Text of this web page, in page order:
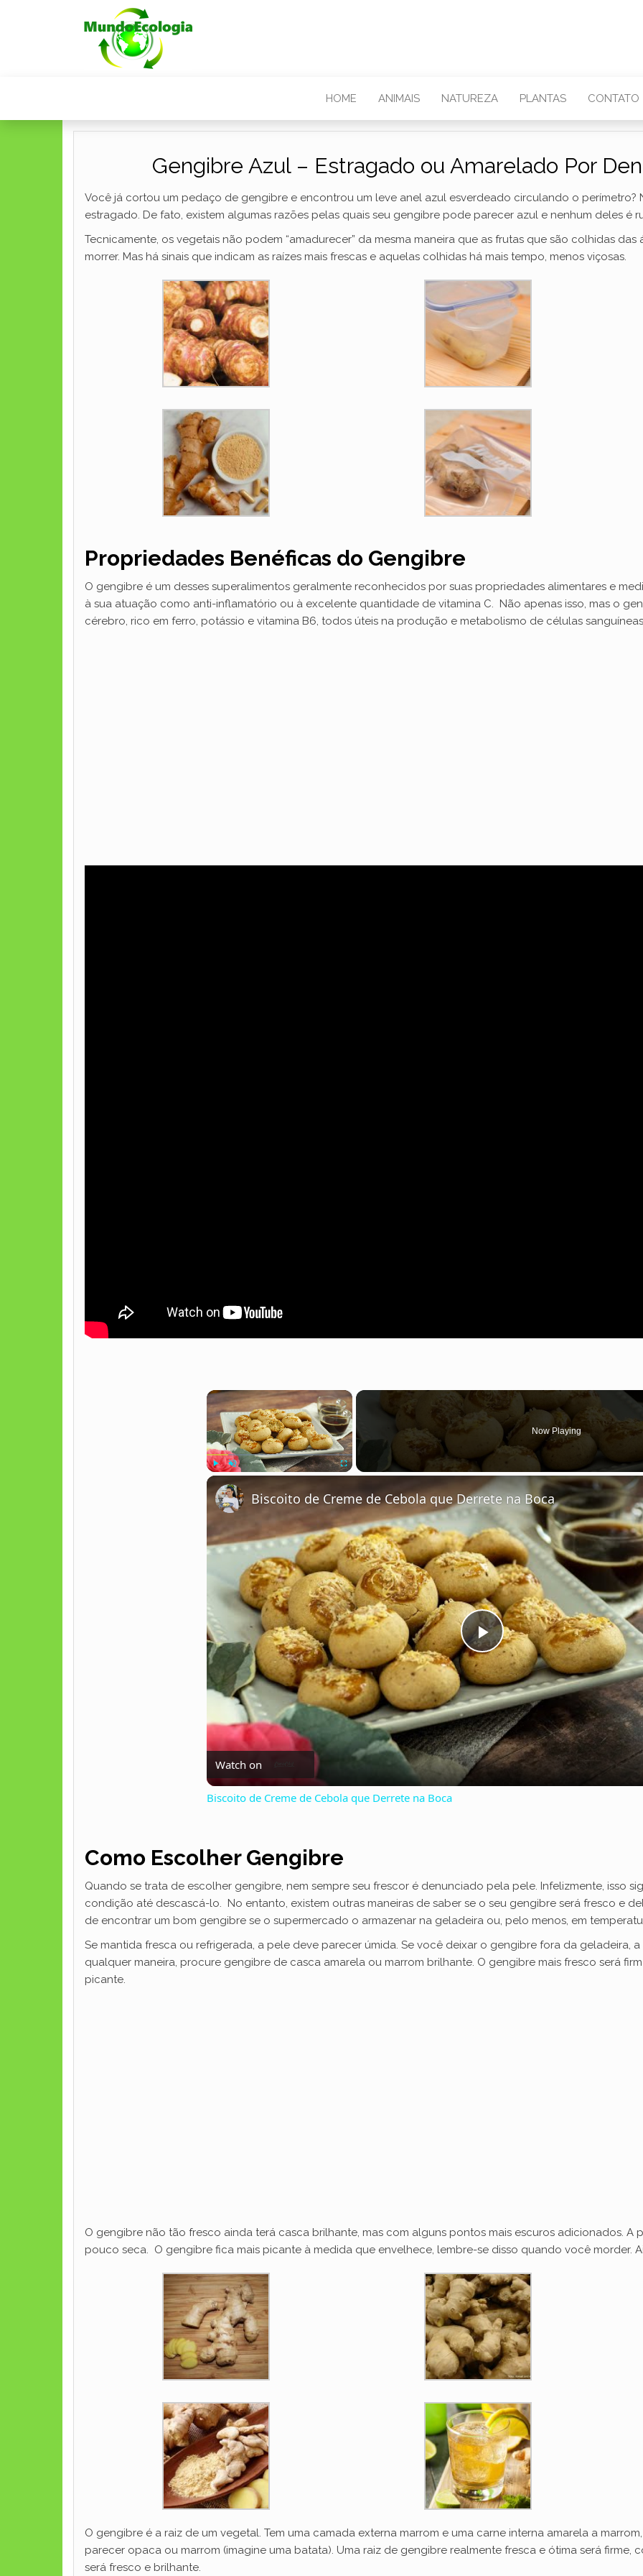
HOME ANIMAIS NATUREZA PLANTAS CONTATO
Gengibre Azul – Estragado ou Amarelado Por
Você já cortou um pedaço de gengibre e encontrou um leve anel azul esverdeado circulando o perímetro?
estragado. De fato, existem algumas razões pelas quais seu gengibre pode parecer azul e nenhum deles é
Tecnicamente, os vegetais não podem “amadurecer” da mesma maneira que as frutas que são colhidas
morrer. Mas há sinais que indicam as raízes mais frescas e aquelas colhidas há mais tempo, menos viçosas.
Propriedades Benéficas do Gengibre
O gengibre é um desses superalimentos geralmente reconhecidos por suas propriedades alimentares e
à sua atuação como anti-inflamatório ou à excelente quantidade de vitamina C. Não apenas isso, mas o
cérebro, rico em ferro, potássio e vitamina B6, todos úteis na produção e metabolismo de células
×
Now Playing
P
l
a
y
d
e
Biscoito de Creme de Cebola que Derrete na Boca
Watch on
Biscoito de Creme de Cebola que Derrete na Boca
Como Escolher Gengibre
Quando se trata de escolher gengibre, nem sempre seu frescor é denunciado pela pele. Infelizmente, isso
condição até descascá-lo. No entanto, existem outras maneiras de saber se o seu gengibre será fresco e
de encontrar um bom gengibre se o supermercado o armazenar na geladeira ou, pelo menos, em
Se mantida fresca ou refrigerada, a pele deve parecer úmida. Se você deixar o gengibre fora da geladeira,
qualquer maneira, procure gengibre de casca amarela ou marrom brilhante. O gengibre mais fresco será
picante.
O gengibre não tão fresco ainda terá casca brilhante, mas com alguns pontos mais escuros adicionados.
pouco seca. O gengibre fica mais picante à medida que envelhece, lembre-se disso quando você morder.
O gengibre é a raiz de um vegetal. Tem uma camada externa marrom e uma carne interna amarela a
parecer opaca ou marrom (imagine uma batata). Uma raiz de gengibre realmente fresca e ótima será firme,
será fresco e brilhante.